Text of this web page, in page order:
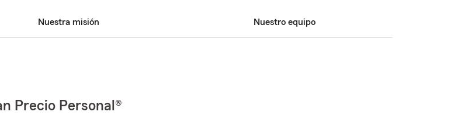
Nuestra misión Nuestro equipo
Precio Personal®